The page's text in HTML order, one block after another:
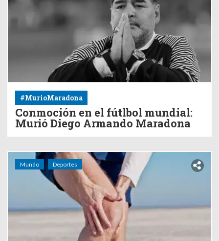
#MurioMaradona
Conmoción en el fútlbol mundial:
Murió Diego Armando Maradona
Mundo Deportes